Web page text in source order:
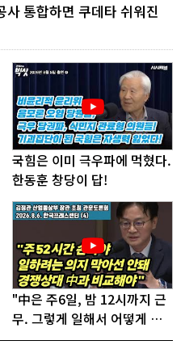
통합하면 쿠데타 쉬워진
국힘은 이미 극우파에 먹혔다.
한동훈 창당이 답!
"中은 주6일, 밤 12시까지 근
무. 그렇게 일해서 어떻게 경
쟁하냐 반문하더라"